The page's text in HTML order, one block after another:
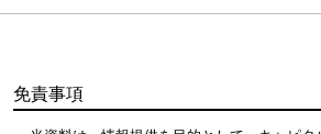
免責事項